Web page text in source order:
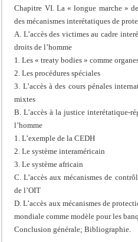
Chapitre VI. La « longue marche »
des mécanismes interétatiques de
A. L’accès des victimes au cadre
droits de l’homme
1. Les « treaty bodies » comme
2. Les procédures spéciales
3. L’accès à des cours pénales
mixtes
B. L’accès à la justice interétatique-
l’homme
1. L’exemple de la CEDH
2. Le système interaméricain
3. Le système africain
C. L’accès aux mécanismes de
de l’OIT
D. L’accès aux mécanismes de
mondiale comme modèle pour les
Conclusion générale; Bibliographie.